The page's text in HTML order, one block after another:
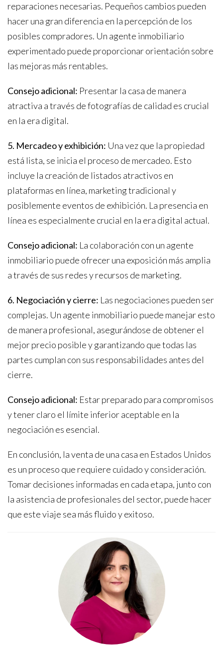
reparaciones necesarias. Pequeños cambios pueden
hacer una gran diferencia en la percepción de los
posibles compradores. Un agente inmobiliario
experimentado puede proporcionar orientación sobre
las mejoras más rentables.
Consejo adicional: Presentar la casa de manera
atractiva a través de fotografías de calidad es crucial
en la era digital.
5. Mercadeo y exhibición: Una vez que la propiedad
está lista, se inicia el proceso de mercadeo. Esto
incluye la creación de listados atractivos en
plataformas en línea, marketing tradicional y
posiblemente eventos de exhibición. La presencia en
línea es especialmente crucial en la era digital actual.
Consejo adicional: La colaboración con un agente
inmobiliario puede ofrecer una exposición más amplia
a través de sus redes y recursos de marketing.
6. Negociación y cierre: Las negociaciones pueden ser
complejas. Un agente inmobiliario puede manejar esto
de manera profesional, asegurándose de obtener el
mejor precio posible y garantizando que todas las
partes cumplan con sus responsabilidades antes del
cierre.
Consejo adicional: Estar preparado para compromisos
y tener claro el límite inferior aceptable en la
negociación es esencial.
En conclusión, la venta de una casa en Estados Unidos
es un proceso que requiere cuidado y consideración.
Tomar decisiones informadas en cada etapa, junto con
la asistencia de profesionales del sector, puede hacer
que este viaje sea más fluido y exitoso.